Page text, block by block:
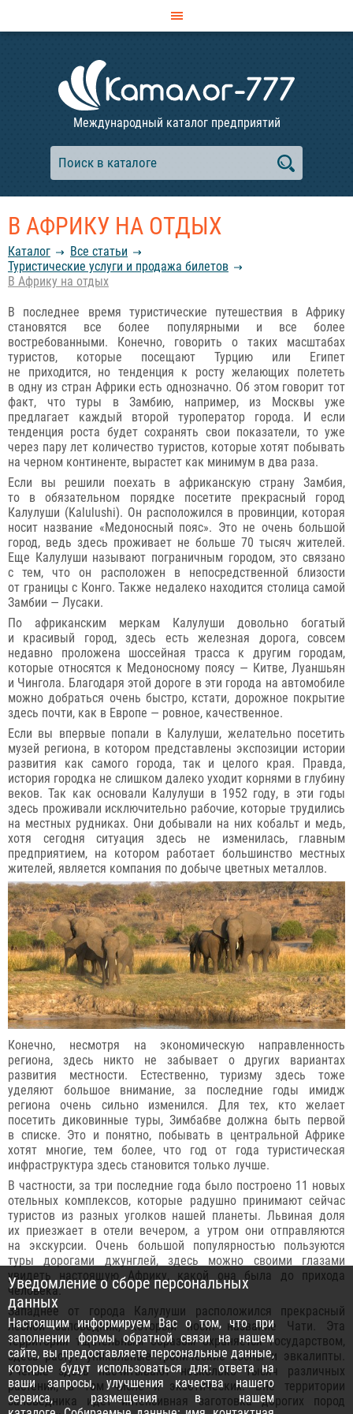
Международный каталог предприятий
В АФРИКУ НА ОТДЫХ
Каталог
Все статьи
Туристические услуги и продажа билетов
В Африку на отдых
В последнее время туристические путешествия в Африку
становятся все более популярными и все более
востребованными. Конечно, говорить о таких масштабах
туристов, которые посещают Турцию или Египет
не приходится, но тенденция к росту желающих полететь
в одну из стран Африки есть однозначно. Об этом говорит тот
факт, что туры в Замбию, например, из Москвы уже
предлагает каждый второй туроператор города. И если
тенденция роста будет сохранять свои показатели, то уже
через пару лет количество туристов, которые хотят побывать
на черном континенте, вырастет как минимум в два раза.
Если вы решили поехать в африканскую страну Замбия,
то в обязательном порядке посетите прекрасный город
Калулуши (Kalulushi). Он расположился в провинции, которая
носит название «Медоносный пояс». Это не очень большой
город, ведь здесь проживает не больше 70 тысяч жителей.
Еще Калулуши называют пограничным городом, это связано
с тем, что он расположен в непосредственной близости
от границы с Конго. Также недалеко находится столица самой
Замбии — Лусаки.
По африканским меркам Калулуши довольно богатый
и красивый город, здесь есть железная дорога, совсем
недавно проложена шоссейная трасса к другим городам,
которые относятся к Медоносному поясу — Китве, Луаншьян
и Чингола. Благодаря этой дороге в эти города на автомобиле
можно добраться очень быстро, кстати, дорожное покрытие
здесь почти, как в Европе — ровное, качественное.
Если вы впервые попали в Калулуши, желательно посетить
музей региона, в котором представлены экспозиции истории
развития как самого города, так и целого края. Правда,
история городка не слишком далеко уходит корнями в глубину
веков. Так как основали Калулуши в 1952 году, в эти годы
здесь проживали исключительно рабочие, которые трудились
на местных рудниках. Они добывали на них кобальт и медь,
хотя сегодня ситуация здесь не изменилась, главным
предприятием, на котором работает большинство местных
жителей, является компания по добыче цветных металлов.
Конечно, несмотря на экономическую направленность
региона, здесь никто не забывает о других вариантах
развития местности. Естественно, туризму здесь тоже
уделяют большое внимание, за последние годы имидж
региона очень сильно изменился. Для тех, кто желает
посетить диковинные туры, Зимбабве должна быть первой
в списке. Это и понятно, побывать в центральной Африке
хотят многие, тем более, что год от года туристическая
инфраструктура здесь становится только лучше.
В частности, за три последние года было построено 11 новых
отельных комплексов, которые радушно принимают сейчас
туристов из разных уголков нашей планеты. Львиная доля
их приезжает в отели вечером, а утром они отправляются
на экскурсии. Очень большой популярностью пользуются
туры дорогами джунглей, здесь можно своими глазами
увидеть настоящую Африку, какой она была до прихода
человека.
Западнее от города Калулуши расположился прекрасный
лесной заповедник, который носит название Чати. Эта
территория тщательным образом охраняется государством,
здесь растут уникальные тропические сосны и эвкалипты.
Ученые здесь насчитывают несколько тысяч различных
растений, в том числе и экзотических. Вне территории
заповедника идет интенсивная заготовка дорогих пород
Уведомление о сборе персональных
данных
Настоящим информируем Вас о том, что при
заполнении формы обратной связи на нашем
сайте, вы предоставляете персональные данные,
которые будут использоваться для: ответа на
ваши запросы, улучшения качества нашего
сервиса, размещения в нашем